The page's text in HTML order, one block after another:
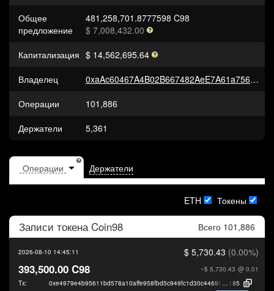
Общее
предложение
481,258,701.8777598 C98
$ 7,008,432.00
Капитализация $ 14,562,695.64
Владелец
0xaAc60467A4B02B667482AeE7A61a7560B85d9659
Операции
101,886
Держатели
5,361
Держатели
ETH Токены
Записи токена Coin98 Всего 101,886
2026-08-10 14:45:11 $ 5,730.43 (0.00%)
~$ 5,730.43 @ 0.01
393,500.00 C98
Tx: 0xe4979e4b95611bd578a10affe958fbd5c949fc1d30c446991e121619e5b7a
185